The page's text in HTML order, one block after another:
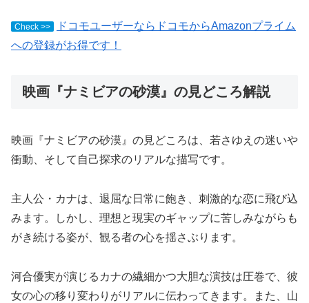
Check >>
ドコモユーザーならドコモからAmazonプライム
への登録がお得です！
映画『ナミビアの砂漠』の見どころ解説
映画『ナミビアの砂漠』の見どころは、若さゆえの迷いや
衝動、そして自己探求のリアルな描写です。
主人公・カナは、退屈な日常に飽き、刺激的な恋に飛び込
みます。しかし、理想と現実のギャップに苦しみながらも
がき続ける姿が、観る者の心を揺さぶります。
河合優実が演じるカナの繊細かつ大胆な演技は圧巻で、彼
女の心の移り変わりがリアルに伝わってきます。また、山